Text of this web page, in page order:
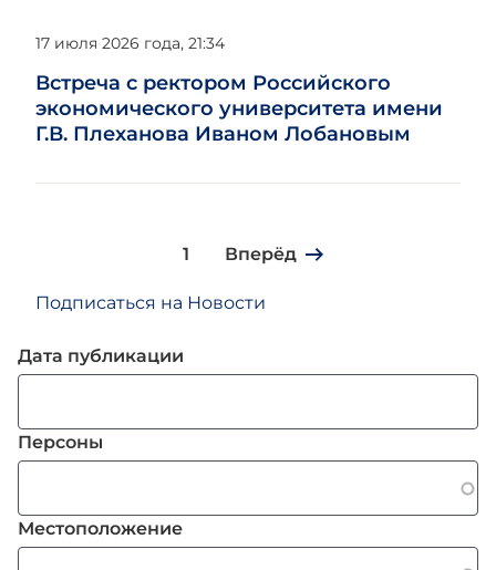
Встреча с ректором Российского
экономического университета имени
Г.В. Плеханова Иваном Лобановым
17 июля 2026 года, 21:34
страниц
1 Вперёд
Подписаться на Новости
Дата публикации
Персоны
Местоположение